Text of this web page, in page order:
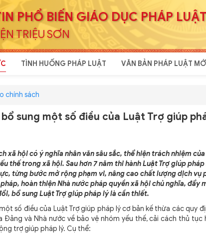
PHỔ BIẾN GIÁO DỤC PHÁP
TRIỆU SƠN
TÌNH HUỐNG PHÁP LUẬT VĂN BẢN PHÁP LUẬT MỚI
chính sách
sung một số điều của Luật Trợ giúp
xã hội có ý nghĩa nhân văn sâu sắc, thể hiện trách nhiệm
thế trong xã hội. Sau hơn 7 năm thi hành Luật Trợ giúp
từng bước mở rộng phạm vi, nâng cao chất lượng dịch vụ
hoàn thiện Nhà nước pháp quyền xã hội chủ nghĩa, đẩy
bổ sung Luật Trợ giúp pháp lý là cần thiết.
số điều của Luật Trợ giúp pháp lý cơ bản kế thừa các quy
Đảng và Nhà nước về bảo vệ nhóm yếu thế, cải cách thủ
trợ giúp pháp lý. Cụ thể: